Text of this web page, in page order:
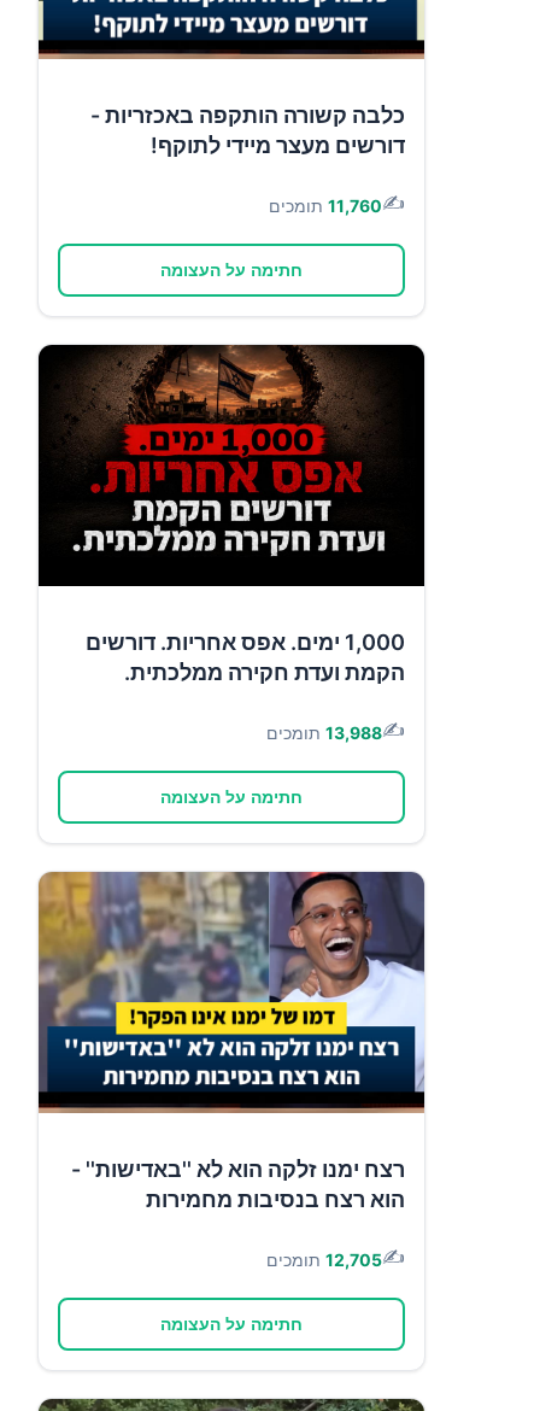
כלבה קשורה הותקפה באכזריות -
דורשים מעצר מיידי לתוקף!
✍️
11,760 תומכים
חתימה על העצומה
1,000 ימים. אפס אחריות. דורשים
הקמת ועדת חקירה ממלכתית.
✍️
13,988 תומכים
חתימה על העצומה
רצח ימנו זלקה הוא לא ''באדישות'' -
הוא רצח בנסיבות מחמירות
✍️
12,705 תומכים
חתימה על העצומה